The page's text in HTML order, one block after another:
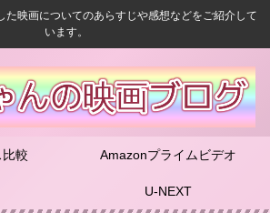
た映画についてのあらすじや感想などをご紹介して
います。
較 Amazonプライムビデオ
U-NEXT